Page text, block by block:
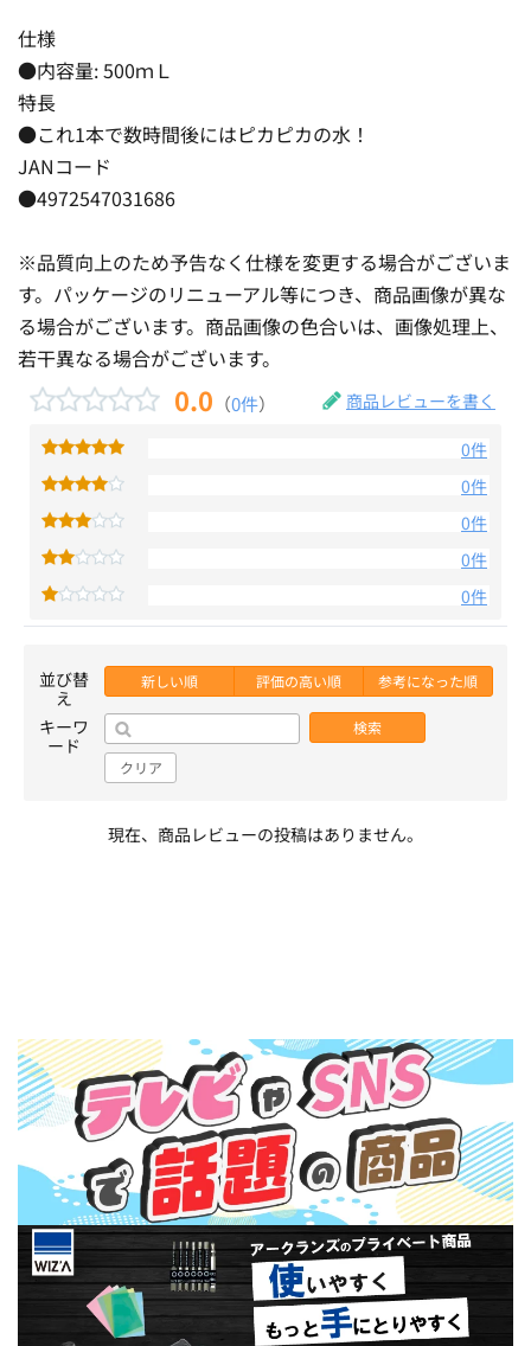
仕様
●内容量: 500ｍＬ
特長
●これ1本で数時間後にはピカピカの水！
JANコード
●4972547031686
※品質向上のため予告なく仕様を変更する場合がございま
す。パッケージのリニューアル等につき、商品画像が異な
る場合がございます。商品画像の色合いは、画像処理上、
若干異なる場合がございます。
0.0 （0件） 商品レビューを書く
0件
0件
0件
0件
0件
並び替
え
新しい順 評価の高い順 参考になった順
キーワ
ード
検索
クリア
現在、商品レビューの投稿はありません。